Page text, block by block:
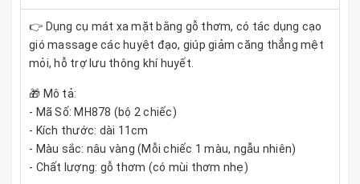
👉 Dụng cụ mát xa mặt bằng gỗ thơm, có tác dụng cạo
gió massage các huyệt đạo, giúp giảm căng thẳng mệt
mỏi, hỗ trợ lưu thông khí huyết.
🎁 Mô tả:
- Mã Số: MH878 (bộ 2 chiếc)
- Kích thước: dài 11cm
- Màu sắc: nâu vàng (Mỗi chiếc 1 màu, ngẫu nhiên)
- Chất lượng: gỗ thơm (có mùi thơm nhẹ)